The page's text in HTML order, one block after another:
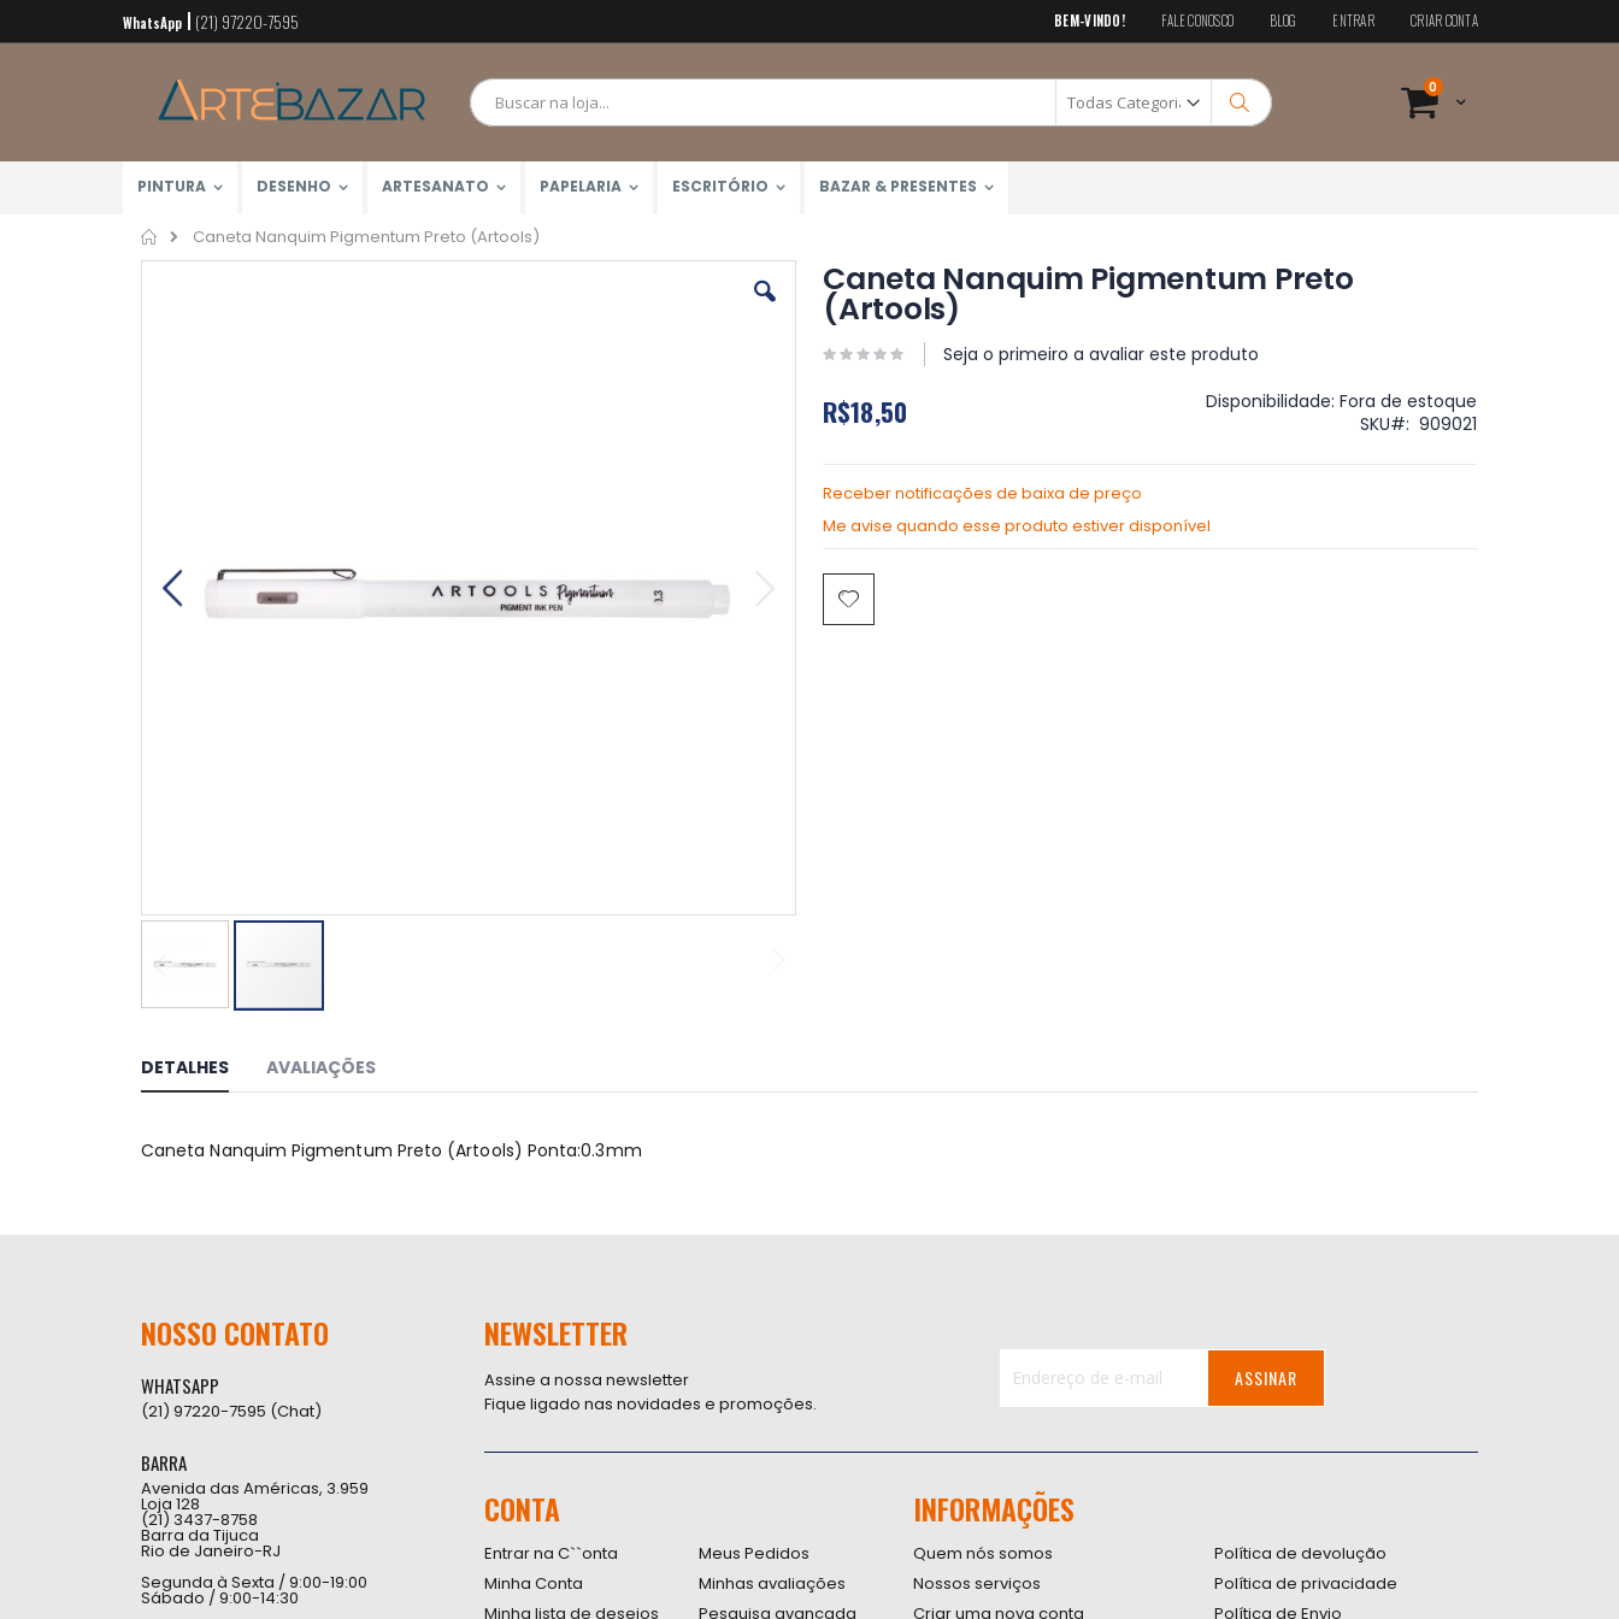
Pular
para
conteúdo
BEM-VINDO! FALE CONOSCO BLOG ENTRAR CRIAR CONTA
Cart
0 itens
Pesquisa
WhatsApp (21) 97220-7595
PINTURA DESENHO ARTESANATO PAPELARIA ESCRITÓRIO BAZAR & PRESENTES
Home
Caneta Nanquim Pigmentum Preto (Artools)
Pular
o
início
de
Caneta Nanquim Pigmentum Preto
(Artools)
Seja o primeiro a avaliar este produto
R$18,50 Disponibilidade: Fora de estoque
SKU
909021
Receber notificações de baixa de preço
Me avise quando esse produto estiver disponível
DETALHES
Caneta Nanquim Pigmentum Preto (Artools) Ponta:0.3mm
AVALIAÇÕES
NOSSO CONTATO
WHATSAPP
(21) 97220-7595 (Chat)
BARRA
Avenida das Américas, 3.959
Loja 128
(21) 3437-8758
Barra da Tijuca
Rio de Janeiro-RJ
Segunda à Sexta / 9:00-19:00
Sábado / 9:00-14:30
NEWSLETTER
Assine a nossa newsletter
Fique ligado nas novidades e promoções.
nossa
Newsletter:
ASSINAR
CONTA
Entrar na C``onta
Minha Conta
Minha lista de desejos
Meus Pedidos
Minhas avaliações
Pesquisa avançada
INFORMAÇÕES
Quem nós somos
Nossos serviços
Criar uma nova conta
Política de devolução
Política de privacidade
Política de Envio